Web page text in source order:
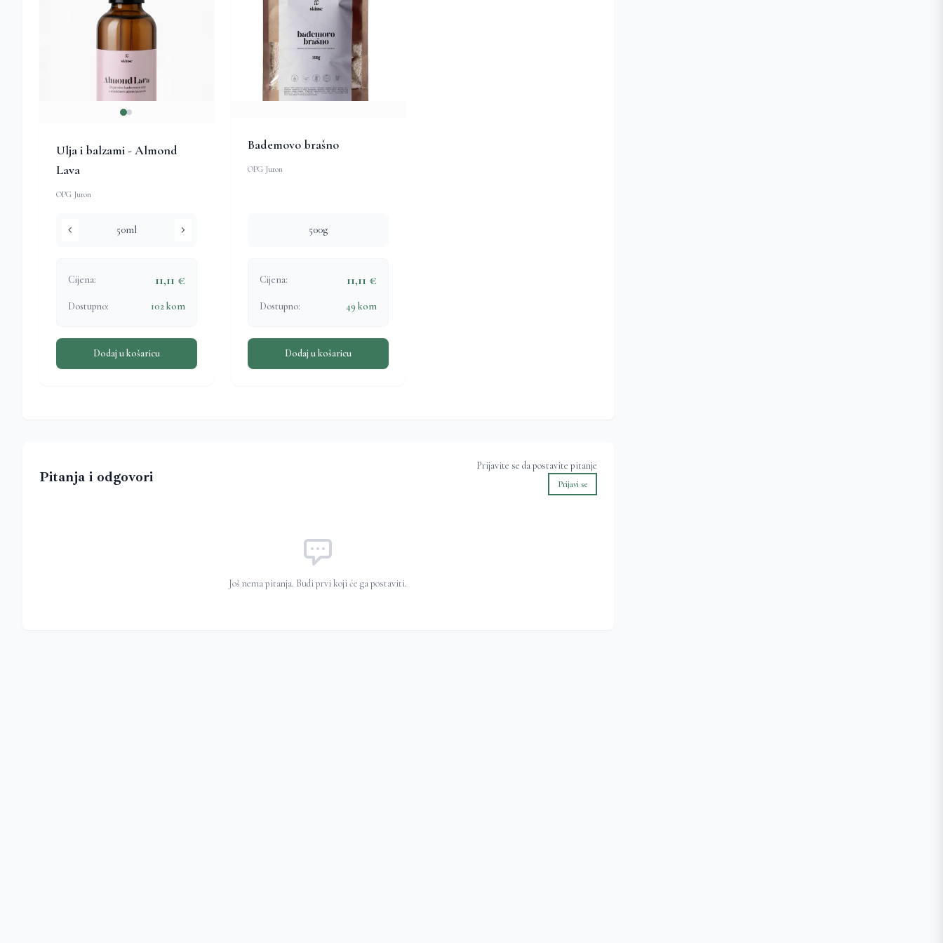
Ulja i balzami - Almond
Lava
OPG Juron
chevron_left 50ml chevron_right
Cijena: 11,11 €
Dostupno: 102 kom
Dodaj u košaricu
Bademovo brašno
OPG Juron
500g
Cijena: 11,11 €
Dostupno: 49 kom
Dodaj u košaricu
Pitanja i odgovori
Prijavite se da postavite pitanje
Prijavi se
Još nema pitanja. Budi prvi koji će ga postaviti.